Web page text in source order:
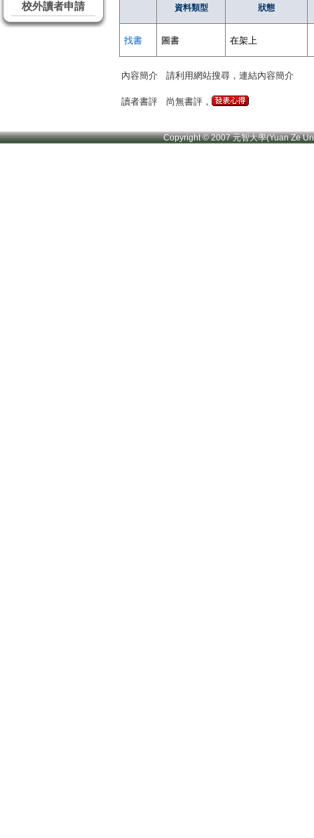
校外讀者申請
資料類型 狀態
找書 圖書 在架上
內容簡介 請利用網站搜尋，連結內容簡介
讀者書評 尚無書評，
Copyright © 2007 元智大學(Yuan Ze